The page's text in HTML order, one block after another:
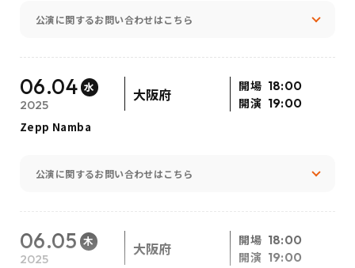
公演に関するお問い合わせはこちら
06.04 水
2025
大阪府 開場 18:00
開演 19:00
Zepp Namba
公演に関するお問い合わせはこちら
06.05 木
2025
大阪府 開場 18:00
開演 19:00